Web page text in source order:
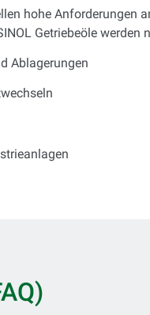
hohe Anforderungen
Getriebeöle
Ablagerungen